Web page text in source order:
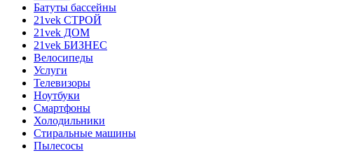
Батуты бассейны
21vek СТРОЙ
21vek ДОМ
21vek БИЗНЕС
Велосипеды
Услуги
Телевизоры
Ноутбуки
Смартфоны
Холодильники
Стиральные машины
Пылесосы